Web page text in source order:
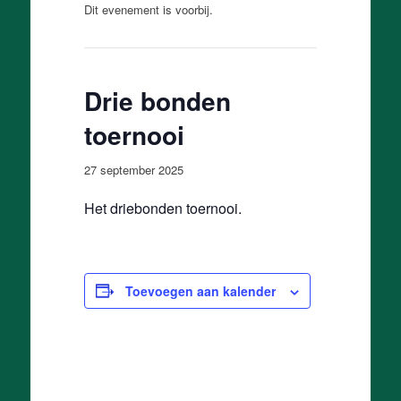
Dit evenement is voorbij.
Drie bonden
toernooi
27 september 2025
Het driebonden toernooi.
Toevoegen aan kalender